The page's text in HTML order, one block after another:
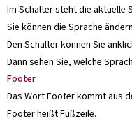
Im Schalter steht die aktuelle
Sie können die Sprache
Den Schalter können Sie
Dann sehen Sie, welche
Footer
Das Wort Footer kommt aus
Footer heißt Fußzeile.